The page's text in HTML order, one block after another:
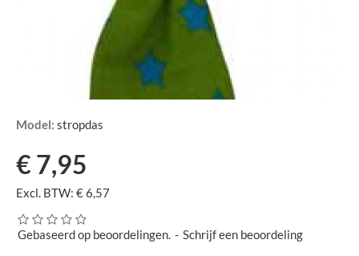
Model: stropdas
Gebaseerd op beoordelingen. - Schrijf een beoordeling
€ 7,95
Excl. BTW: € 6,57